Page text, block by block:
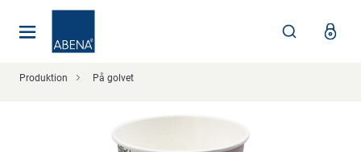
Produktion På golvet